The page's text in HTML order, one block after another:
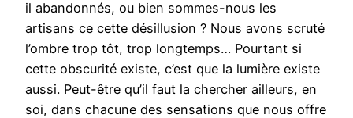
il abandonnés, ou bien sommes-nous les
artisans ce cette désillusion ? Nous avons scruté
l’ombre trop tôt, trop longtemps… Pourtant si
cette obscurité existe, c’est que la lumière existe
aussi. Peut-être qu’il faut la chercher ailleurs, en
soi, dans chacune des sensations que nous offre